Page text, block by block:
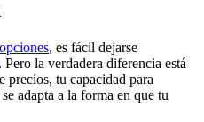
, es fácil dejarse
la verdadera diferencia está
precios, tu capacidad para
adapta a la forma en que tu